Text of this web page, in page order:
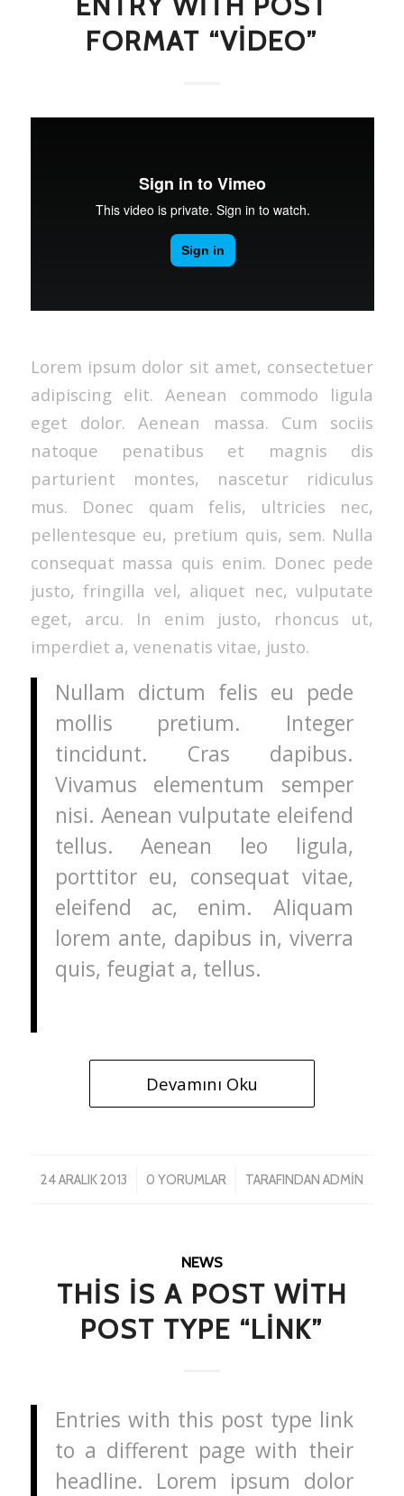
FORMAT “VIDEO”
Lorem ipsum dolor sit amet, consectetuer
adipiscing elit. Aenean commodo ligula
eget dolor. Aenean massa. Cum sociis
natoque penatibus et magnis dis
parturient montes, nascetur ridiculus
mus. Donec quam felis, ultricies nec,
pellentesque eu, pretium quis, sem. Nulla
consequat massa quis enim. Donec pede
justo, fringilla vel, aliquet nec, vulputate
eget, arcu. In enim justo, rhoncus ut,
imperdiet a, venenatis vitae, justo.
Nullam dictum felis eu pede
mollis pretium. Integer
tincidunt. Cras dapibus.
Vivamus elementum semper
nisi. Aenean vulputate eleifend
tellus. Aenean leo ligula,
porttitor eu, consequat vitae,
eleifend ac, enim. Aliquam
lorem ante, dapibus in, viverra
quis, feugiat a, tellus.
Devamını Oku
24 ARALIK 2013
/ 0 YORUMLAR
/ TARAFINDAN ADMIN
NEWS
THIS IS A POST WITH
POST TYPE “LINK”
Entries with this post type link
to a different page with their
headline. Lorem ipsum dolor